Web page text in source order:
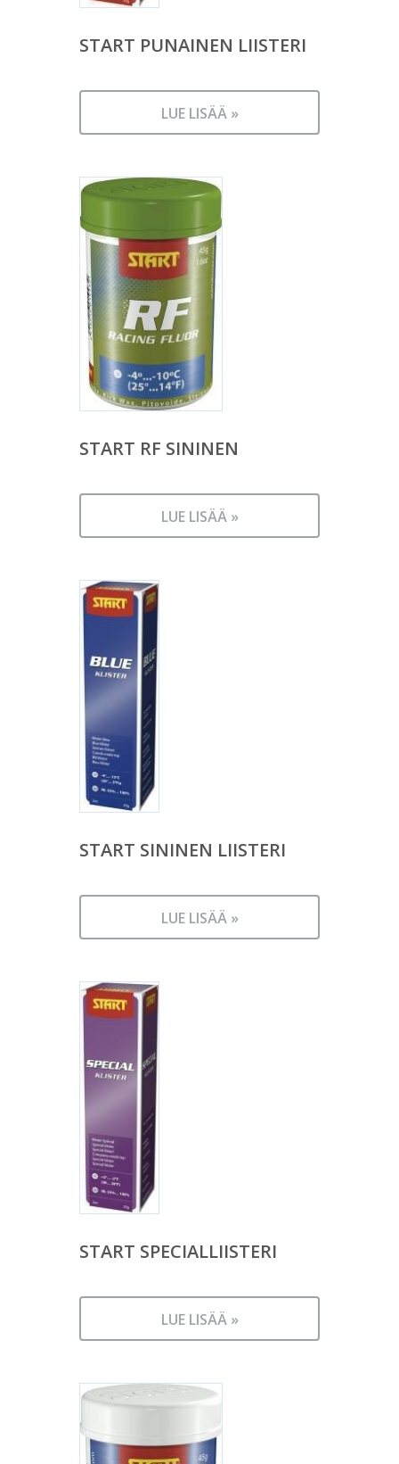
START PUNAINEN LIISTERI
LUE LISÄÄ »
START RF SININEN
LUE LISÄÄ »
START SININEN LIISTERI
LUE LISÄÄ »
START SPECIALLIISTERI
LUE LISÄÄ »